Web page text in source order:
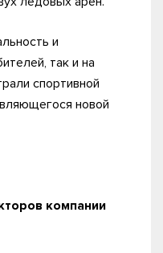
и
так и на
спортивной
новой
компании